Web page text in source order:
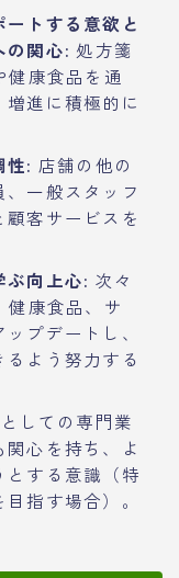
トする意欲と
の関心: 処方箋
健康食品を通
進に積極的に
性: 店舗の他の
一般スタッフ
客サービスを
ぶ向上心: 次々
健康食品、サ
プデートし、
よう努力する
しての専門業
心を持ち、よ
とする意識（特
指す場合）。